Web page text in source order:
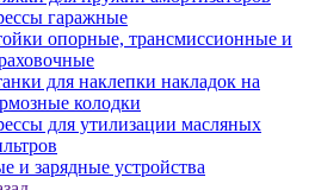
гаражные
опорные, трансмиссионные и
для наклепки накладок на
колодки
для утилизации масляных
и зарядные устройства